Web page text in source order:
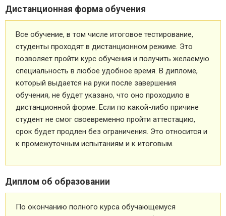
Дистанционная форма обучения
Все обучение, в том числе итоговое тестирование,
студенты проходят в дистанционном режиме. Это
позволяет пройти курс обучения и получить желаемую
специальность в любое удобное время. В дипломе,
который выдается на руки после завершения
обучения, не будет указано, что оно проходило в
дистанционной форме. Если по какой-либо причине
студент не смог своевременно пройти аттестацию,
срок будет продлен без ограничения. Это относится и
к промежуточным испытаниям и к итоговым.
Диплом об образовании
По окончанию полного курса обучающемуся